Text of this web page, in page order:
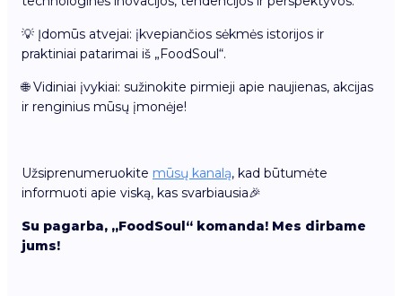
💡 Įdomūs atvejai: įkvepiančios sėkmės istorijos ir
praktiniai patarimai iš „FoodSoul“.
🌐 Vidiniai įvykiai: sužinokite pirmieji apie naujienas, akcijas
ir renginius mūsų įmonėje!
Užsiprenumeruokite mūsų kanalą, kad būtumėte
informuoti apie viską, kas svarbiausia🎉
Su pagarba, „FoodSoul“ komanda! Mes dirbame
jums!